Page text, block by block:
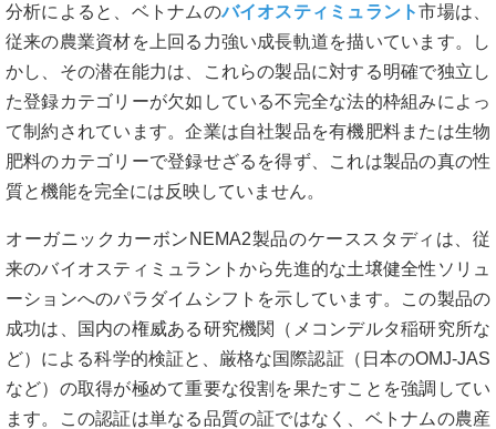
分析によると、ベトナムのバイオスティミュラント市場は、
従来の農業資材を上回る力強い成長軌道を描いています。し
かし、その潜在能力は、これらの製品に対する明確で独立し
た登録カテゴリーが欠如している不完全な法的枠組みによっ
て制約されています。企業は自社製品を有機肥料または生物
肥料のカテゴリーで登録せざるを得ず、これは製品の真の性
質と機能を完全には反映していません。
オーガニックカーボンNEMA2製品のケーススタディは、従
来のバイオスティミュラントから先進的な土壌健全性ソリュ
ーションへのパラダイムシフトを示しています。この製品の
成功は、国内の権威ある研究機関（メコンデルタ稲研究所な
ど）による科学的検証と、厳格な国際認証（日本のOMJ-JAS
など）の取得が極めて重要な役割を果たすことを強調してい
ます。この認証は単なる品質の証ではなく、ベトナムの農産